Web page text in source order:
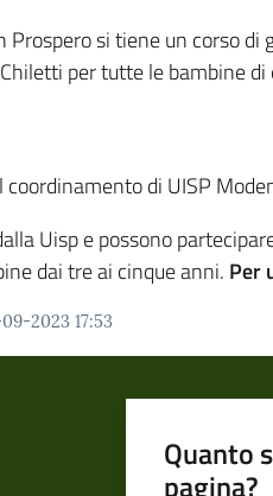
Prospero si tiene un corso di
per tutte le bambine
di UISP
Uisp e possono
dai tre ai cinque anni. Per
2023 17:53
Quanto
pagina?